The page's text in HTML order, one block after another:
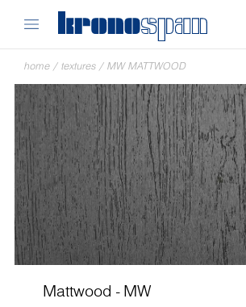
home / textures / MW MATTWOOD
Mattwood - MW